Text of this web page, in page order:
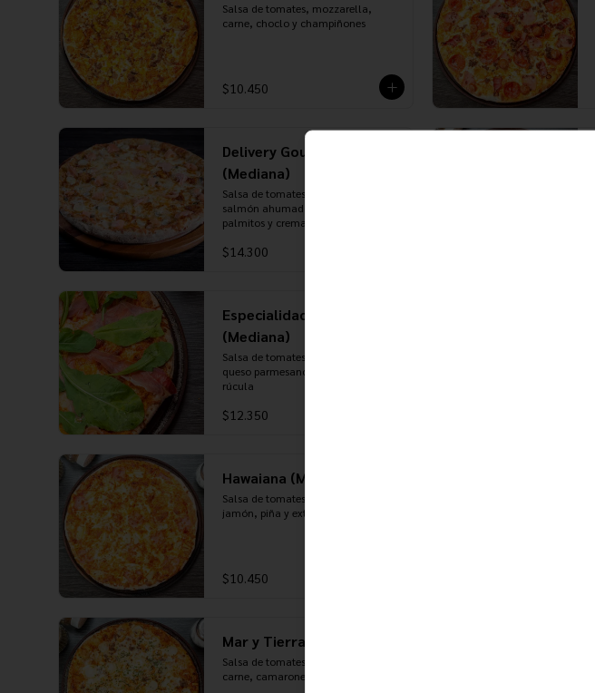
Salsa de tomates, mozzarella,
carne, choclo y champiñones
$10.450
Delivery Gourmet
(Mediana)
Salsa de tomates, mozzarella,
salmón ahumado, alcaparras,
palmitos y crema
$14.300
Especialidad del Chef
(Mediana)
Salsa de tomates, mozzarella,
queso parmesano, jamón serrano y
rúcula
$12.350
Hawaiana (Mediana)
Salsa de tomates, mozzarella,
jamón, piña y extra queso
$10.450
Mar y Tierra (Mediana)
Salsa de tomates, mozzarella,
carne, camarones, crema y palmitos